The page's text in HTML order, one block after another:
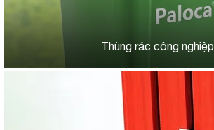
Thùng rác công nghiệp